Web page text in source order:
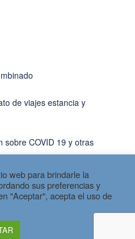
de viajes estancia y
sobre COVID 19 y otras
web para brindarle la
sus preferencias y
"Aceptar", acepta el uso de